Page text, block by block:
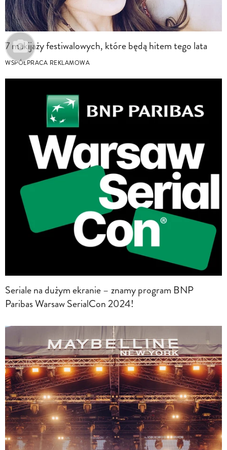
7 makijaży festiwalowych, które będą hitem tego lata
WSPÓŁPRACA REKLAMOWA
Seriale na dużym ekranie – znamy program BNP
Paribas Warsaw SerialCon 2024!